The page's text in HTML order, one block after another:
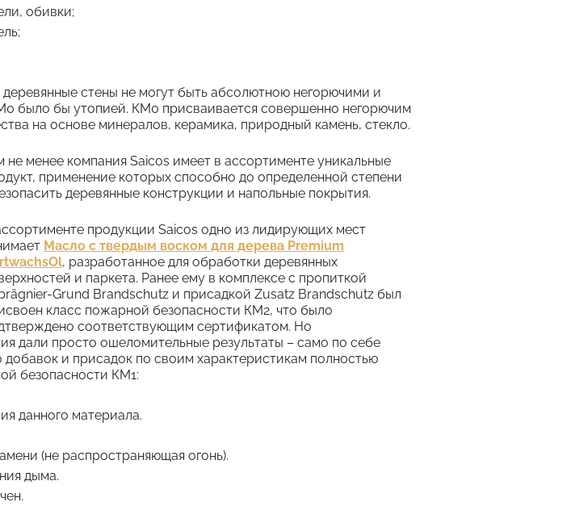
обивки;
стены не могут быть абсолютною негорючими и
было бы утопией. КМ0 присваивается совершенно негорючим
на основе минералов, керамика, природный камень, стекло.
не менее компания Saicos имеет в ассортименте уникальные
применение которых способно до определенной степени
деревянные конструкции и напольные покрытия.
продукции Saicos одно из лидирующих мест
Масло с твердым воском для дерева Premium
, разработанное для обработки деревянных
и паркета. Ранее ему в комплексе с пропиткой
Grund Brandschutz и присадкой Zusatz Brandschutz был
класс пожарной безопасности КМ2, что было
соответствующим сертификатом. Но
дали просто ошеломительные результаты – само по себе
и присадок по своим характеристикам полностью
безопасности КМ1:
данного материала.
(не распространяющая огонь).
дыма.